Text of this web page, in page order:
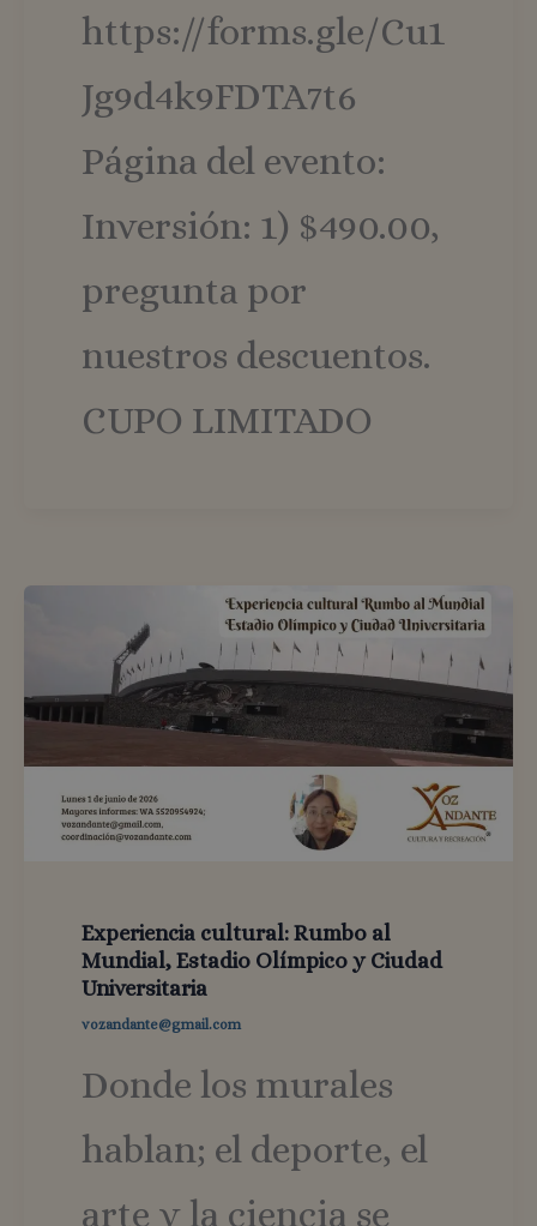
https://forms.gle/Cu1
Jg9d4k9FDTA7t6
Página del evento:
Inversión: 1) $490.00,
pregunta por
nuestros descuentos.
CUPO LIMITADO
Experiencia cultural: Rumbo al
Mundial, Estadio Olímpico y Ciudad
Universitaria
vozandante@gmail.com
Donde los murales
hablan; el deporte, el
arte y la ciencia se